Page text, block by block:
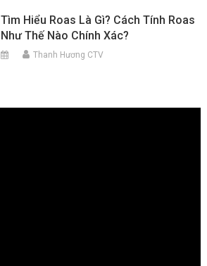
Tìm Hiểu Roas Là Gì? Cách Tính Roas
Như Thế Nào Chính Xác?
Thanh Hương CTV